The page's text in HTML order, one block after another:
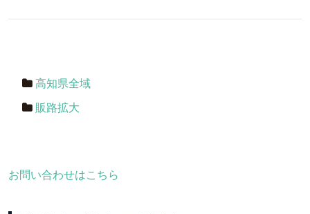
高知県全域
販路拡大
お問い合わせはこちら